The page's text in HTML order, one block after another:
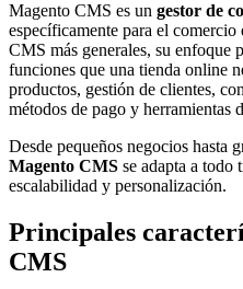
Magento CMS es un gestor de
específicamente para el
CMS más generales, su enfoque
funciones que una tienda online
productos, gestión de clientes,
métodos de pago y herramientas
Desde pequeños negocios hasta
Magento CMS se adapta a todo
escalabilidad y personalización.
Principales
CMS